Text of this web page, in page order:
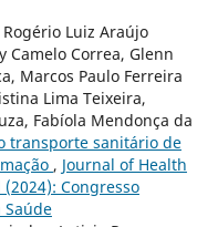
Luiz Araújo
Camelo Correa, Glenn
Marcos Paulo Ferreira
Lima Teixeira,
Fabíola Mendonça da
transporte sanitário de
, Journal of Health
Congresso